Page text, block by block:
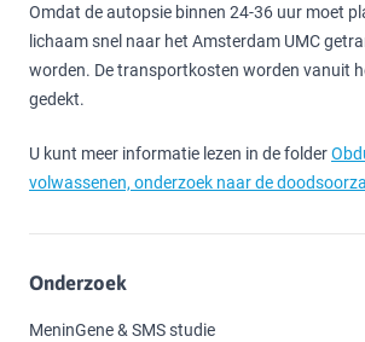
Omdat de autopsie binnen 24-36 uur moet
lichaam snel naar het Amsterdam UMC
worden. De transportkosten worden vanuit
gedekt.
U kunt meer informatie lezen in de folder
volwassenen, onderzoek naar de
Onderzoek
MeninGene & SMS studie